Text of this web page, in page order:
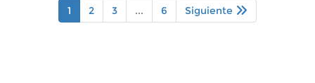
1 2 3 ... 6 Siguiente